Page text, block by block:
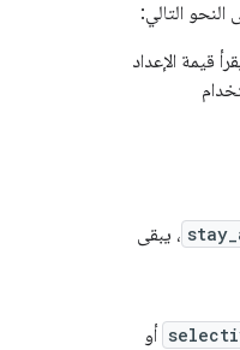
التالي:
قيمة الإعداد
، يبقى
أو